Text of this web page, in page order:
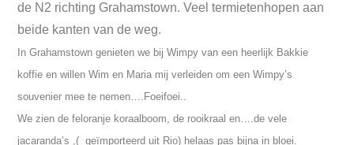
de N2 richting Grahamstown. Veel termietenhopen aan
beide kanten van de weg.
In Grahamstown genieten we bij Wimpy van een heerlijk Bakkie
koffie en willen Wim en Maria mij verleiden om een Wimpy’s
souvenier mee te nemen….Foeifoei..
We zien de feloranje koraalboom, de rooikraal en….de vele
jacaranda’s ,( geïmporteerd uit Rio) helaas pas bijna in bloei.